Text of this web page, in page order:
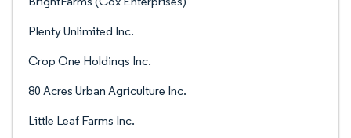
Plenty Unlimited Inc.
Crop One Holdings Inc.
80 Acres Urban Agriculture Inc.
Little Leaf Farms Inc.